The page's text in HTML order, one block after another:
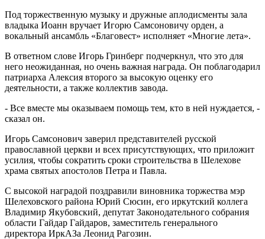
Под торжественную музыку и дружные аплодисменты зала
владыка Иоанн вручает Игорю Самсоновичу орден, а
вокальный ансамбль «Благовест» исполняет «Многие лета».
В ответном слове Игорь Гринберг подчеркнул, что это для
него неожиданная, но очень важная награда. Он поблагодарил
патриарха Алексия второго за высокую оценку его
деятельности, а также коллектив завода.
- Все вместе мы оказываем помощь тем, кто в ней нуждается, -
сказал он.
Игорь Самсонович заверил представителей русской
православной церкви и всех присутствующих, что приложит
усилия, чтобы сократить сроки строительства в Шелехове
храма святых апостолов Петра и Павла.
С высокой наградой поздравили виновника торжества мэр
Шелеховского района Юрий Сюсин, его иркутский коллега
Владимир Якубовский, депутат Законодательного собрания
области Гайдар Гайдаров, заместитель генерального
директора ИркАЗа Леонид Рагозин.